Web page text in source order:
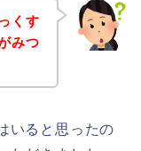
くす
みつ
いると思ったの